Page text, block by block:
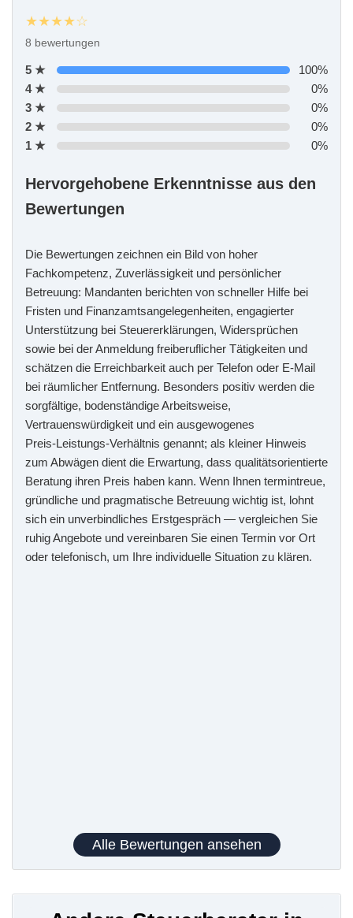
★★★★☆
8 bewertungen
5 ★
100%
4 ★
0%
3 ★
0%
2 ★
0%
1 ★
0%
Hervorgehobene Erkenntnisse aus den
Bewertungen
Die Bewertungen zeichnen ein Bild von hoher
Fachkompetenz, Zuverlässigkeit und persönlicher
Betreuung: Mandanten berichten von schneller Hilfe bei
Fristen und Finanzamtsangelegenheiten, engagierter
Unterstützung bei Steuererklärungen, Widersprüchen
sowie bei der Anmeldung freiberuflicher Tätigkeiten und
schätzen die Erreichbarkeit auch per Telefon oder E‑Mail
bei räumlicher Entfernung. Besonders positiv werden die
sorgfältige, bodenständige Arbeitsweise,
Vertrauenswürdigkeit und ein ausgewogenes
Preis‑Leistungs‑Verhältnis genannt; als kleiner Hinweis
zum Abwägen dient die Erwartung, dass qualitätsorientierte
Beratung ihren Preis haben kann. Wenn Ihnen termintreue,
gründliche und pragmatische Betreuung wichtig ist, lohnt
sich ein unverbindliches Erstgespräch — vergleichen Sie
ruhig Angebote und vereinbaren Sie einen Termin vor Ort
oder telefonisch, um Ihre individuelle Situation zu klären.
Alle Bewertungen ansehen